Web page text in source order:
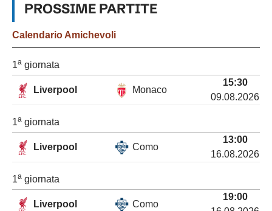
PROSSIME PARTITE
Calendario Amichevoli
1a giornata
Liverpool Monaco
15:30
09.08.2026
1a giornata
Liverpool Como
13:00
16.08.2026
1a giornata
Liverpool Como
19:00